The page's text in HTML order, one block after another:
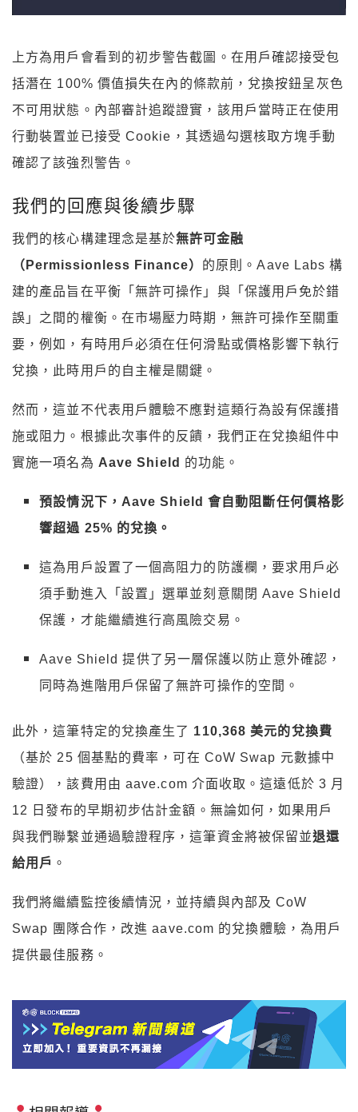
上方為用戶會看到的初步警告截圖。在用戶確認接受包
括潛在 100% 價值損失在內的條款前，兌換按鈕呈灰色
不可用狀態。內部審計追蹤證實，該用戶當時正在使用
行動裝置並已接受 Cookie，其透過勾選核取方塊手動
確認了該強烈警告。
我們的回應與後續步驟
我們的核心構建理念是基於無許可金融
（Permissionless Finance） 的原則。Aave Labs 構
建的產品旨在平衡「無許可操作」與「保護用戶免於錯
誤」之間的權衡。在市場壓力時期，無許可操作至關重
要，例如，有時用戶必須在任何滑點或價格影響下執行
兌換，此時用戶的自主權是關鍵。
然而，這並不代表用戶體驗不應對這類行為設有保護措
施或阻力。根據此次事件的反饋，我們正在兌換組件中
實施一項名為 Aave Shield 的功能。
預設情況下，Aave Shield 會自動阻斷任何價格影
響超過 25% 的兌換。
這為用戶設置了一個高阻力的防護欄，要求用戶必
須手動進入「設置」選單並刻意關閉 Aave Shield
保護，才能繼續進行高風險交易。
Aave Shield 提供了另一層保護以防止意外確認，
同時為進階用戶保留了無許可操作的空間。
此外，這筆特定的兌換產生了 110,368 美元的兌換費
（基於 25 個基點的費率，可在 CoW Swap 元數據中
驗證），該費用由 aave.com 介面收取。這遠低於 3 月
12 日發布的早期初步估計金額。無論如何，如果用戶
與我們聯繫並通過驗證程序，這筆資金將被保留並退還
給用戶 。
我們將繼續監控後續情況，並持續與內部及 CoW
Swap 團隊合作，改進 aave.com 的兌換體驗，為用戶
提供最佳服務。